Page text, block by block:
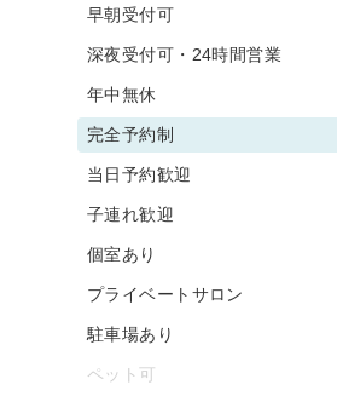
早朝受付可
深夜受付可・24時間営業
年中無休
完全予約制
当日予約歓迎
子連れ歓迎
個室あり
プライベートサロン
駐車場あり
ペット可